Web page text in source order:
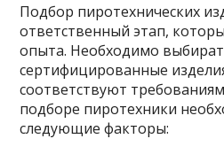
Подбор пиротехнических
ответственный этап,
опыта. Необходимо
сертифицированные
соответствуют
подборе пиротехники
следующие факторы: